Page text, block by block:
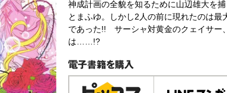
神成計画の全貌を知るために山辺雄大を
とまふゆ。しかし2人の前に現れたのは最
であった!! サーシャ対黄金のクェイサー
は……!?
電子書籍で購入